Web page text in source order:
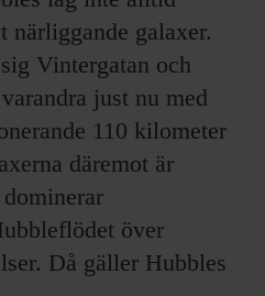
närliggande galaxer.
Vintergatan och
just nu med
110 kilometer
däremot är
över
Då gäller Hubbles